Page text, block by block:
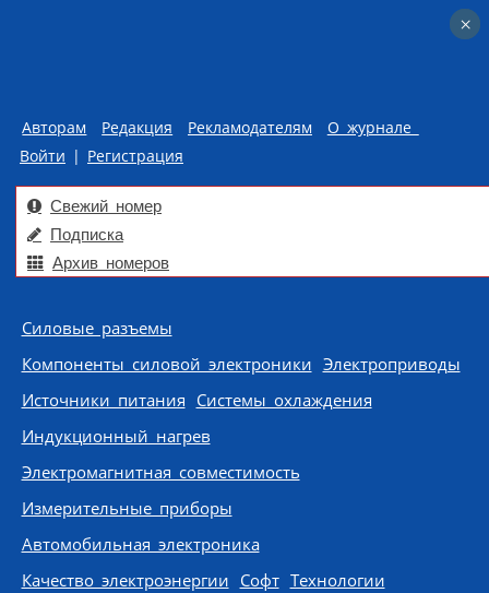
Авторам Редакция Рекламодателям
О журнале
Войти | Регистрация
Свежий номер
Подписка
Архив номеров
Skip to content
Силовые разъемы
Компоненты силовой электроники Электроприводы
Источники питания Системы охлаждения
Индукционный нагрев
Электромагнитная совместимость
Измерительные приборы
Автомобильная электроника
Качество электроэнергии Софт Технологии
×
×